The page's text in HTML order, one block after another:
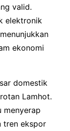
valid.
elektronik
ekonomi
domestik
Lamhot.
menyerap
tren ekspor